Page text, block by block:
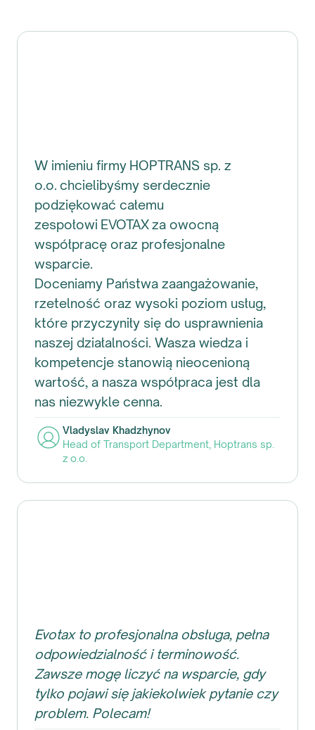
W imieniu firmy HOPTRANS sp. z
o.o. chcielibyśmy serdecznie
podziękować całemu
zespołowi EVOTAX za owocną
współpracę oraz profesjonalne
wsparcie.
Doceniamy Państwa zaangażowanie,
rzetelność oraz wysoki poziom usług,
które przyczyniły się do usprawnienia
naszej działalności. Wasza wiedza i
kompetencje stanowią nieocenioną
wartość, a nasza współpraca jest dla
nas niezwykle cenna.
Vladyslav Khadzhynov
Head of Transport Department Hoptrans sp.
z o.o.
Evotax to profesjonalna obsługa, pełna
odpowiedzialność i terminowość.
Zawsze mogę liczyć na wsparcie, gdy
tylko pojawi się jakiekolwiek pytanie czy
problem. Polecam!